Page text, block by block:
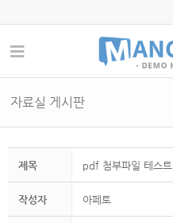
자료실 게시판
제목 pdf 첨부파일 테스트
작성자 아페토